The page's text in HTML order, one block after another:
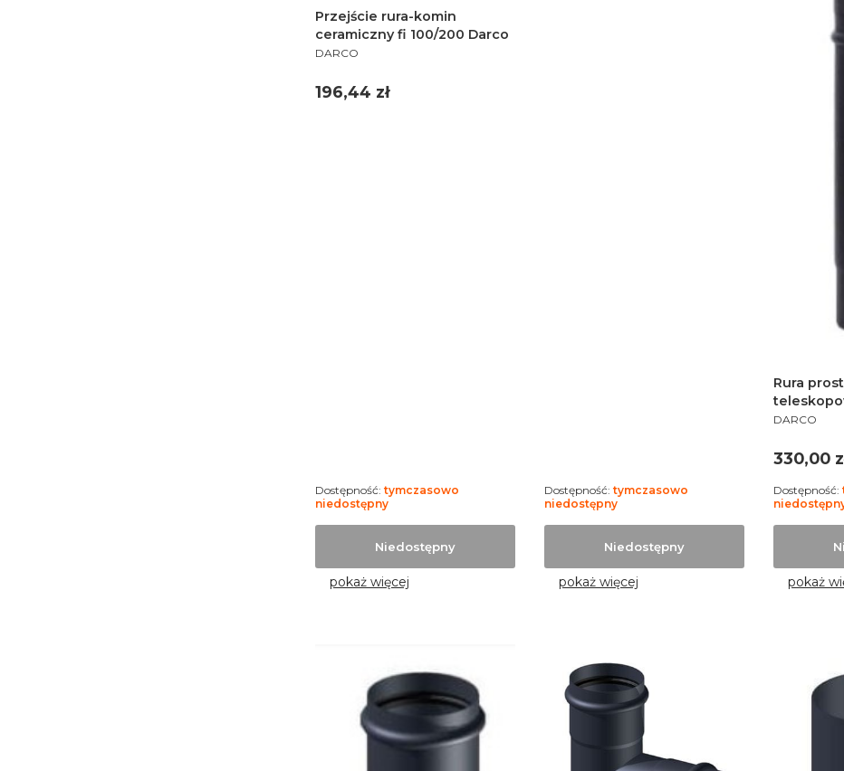
Przejście rura-komin
ceramiczny fi 100/200 Darco
PRODUCENT
DARCO
Cena
196,44 zł
Niedostępny
Dostępność: tymczasowo
niedostępny
pokaż więcej
Niedostępny
Dostępność: tymczasowo
niedostępny
pokaż więcej
Rura
PRODUCENT
DARCO
Cena
330,00
Dostępność:
pokaż